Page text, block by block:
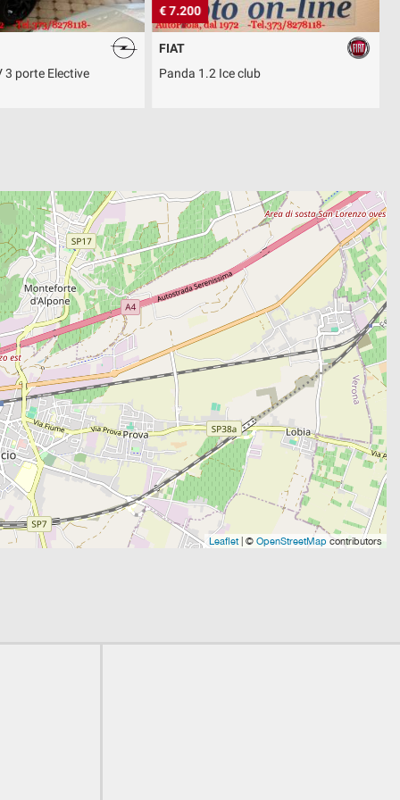
3 porte Elective
€ 7.200
FIAT
Panda 1.2 Ice club
Leaflet| © OpenStreetMap contributors